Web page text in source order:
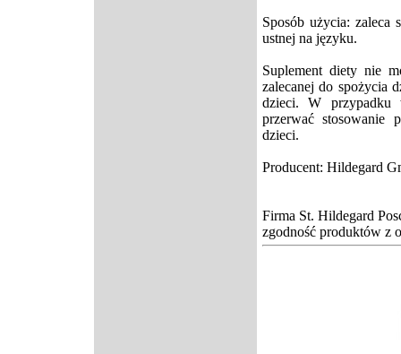
Sposób użycia: zaleca
ustnej na języku.
Suplement diety nie
zalecanej do spożycia
dzieci. W przypadku
przerwać stosowanie
dzieci.
Producent: Hildegard
Firma St. Hildegard
zgodność produktów z